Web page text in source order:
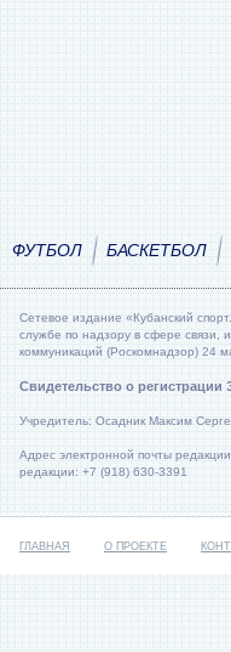
ФУТБОЛ БАСКЕТБОЛ
Сетевое издание «Кубанский
службе по надзору в сфере связи,
коммуникаций (Роскомнадзор) 24
Свидетельство о
Учредитель: Осадник Максим
Адрес электронной почты
редакции: +7 (918) 630-3391
ГЛАВНАЯ О ПРОЕКТЕ